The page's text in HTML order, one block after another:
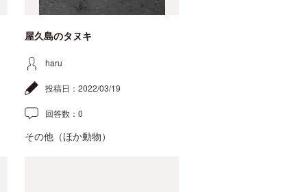
屋久島のタヌキ
haru
投稿日： 2022/03/19
回答数： 0
その他（ほか動物）